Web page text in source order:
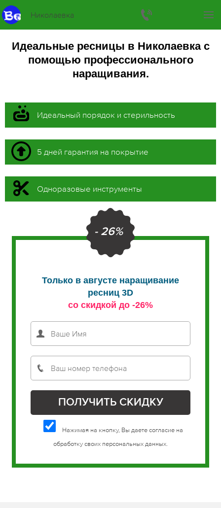
Николаевка
Идеальные ресницы в Николаевка с
помощью профессионального
наращивания.
Идеальный порядок и стерильность
5 дней гарантия на покрытие
Одноразовые инструменты
- 26%
Только в августе наращивание
ресниц 3D
со скидкой до -26%
Нажимая на кнопку, Вы даете согласие на
обработку своих персональных данных.